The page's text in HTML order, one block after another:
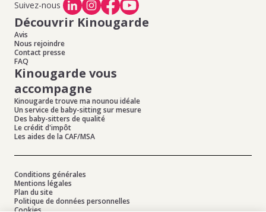
Suivez-nous
Découvrir Kinougarde
Avis
Nous rejoindre
Contact presse
FAQ
Kinougarde vous
accompagne
Kinougarde trouve ma nounou idéale
Un service de baby-sitting sur mesure
Des baby-sitters de qualité
Le crédit d'impôt
Les aides de la CAF/MSA
Conditions générales
Mentions légales
Plan du site
Politique de données personnelles